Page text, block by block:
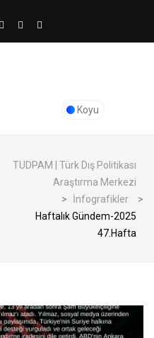
Koyu
TUDPAM | Türk Dış Politikası
Araştırma Merkezi
>
İnfografikler
>
Haftalık Gündem-2025
47.Hafta